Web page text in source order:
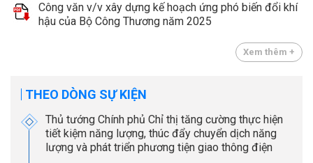
Công văn v/v xây dựng kế hoạch ứng phó biến đổi khí
hậu của Bộ Công Thương năm 2025
Xem thêm +
THEO DÒNG SỰ KIỆN
Thủ tướng Chính phủ Chỉ thị tăng cường thực hiện
tiết kiệm năng lượng, thúc đẩy chuyển dịch năng
lượng và phát triển phương tiện giao thông điện